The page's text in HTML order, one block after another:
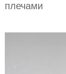
плечами